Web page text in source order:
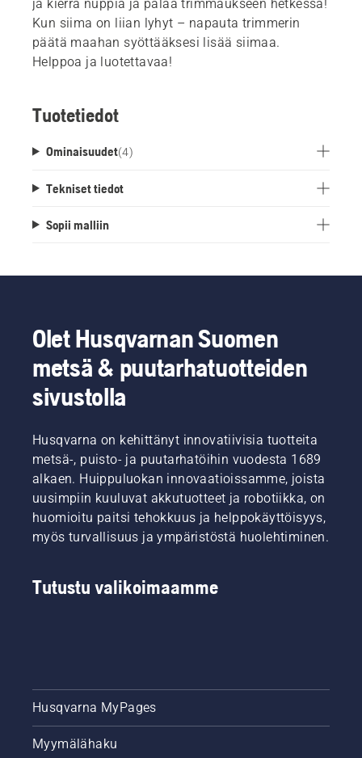
ja kierrä nuppia ja palaa trimmaukseen hetkessä!
Kun siima on liian lyhyt – napauta trimmerin
päätä maahan syöttääksesi lisää siimaa.
Helppoa ja luotettavaa!
Tuotetiedot
Ominaisuudet(4)
Tekniset tiedot
Sopii malliin
Olet Husqvarnan Suomen
metsä & puutarhatuotteiden
sivustolla
Husqvarna on kehittänyt innovatiivisia tuotteita
metsä-, puisto- ja puutarhatöihin vuodesta 1689
alkaen. Huippuluokan innovaatioissamme, joista
uusimpiin kuuluvat akkutuotteet ja robotiikka, on
huomioitu paitsi tehokkuus ja helppokäyttöisyys,
myös turvallisuus ja ympäristöstä huolehtiminen.
Tutustu valikoimaamme
Husqvarna MyPages
Myymälähaku